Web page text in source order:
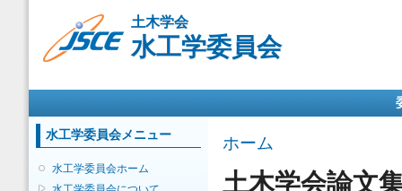
テ
ン
動
土木学会
水工学委員会
水工学委員会メニュー
水工学委員会ホーム
現在地
ホーム
土木学会論文